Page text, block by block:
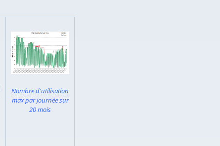
Nombre d'utilisation
max par journée sur
20 mois